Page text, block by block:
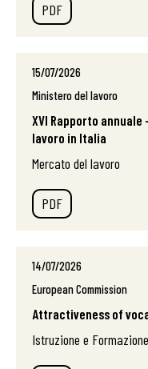
PDF
15/07/2026
Ministero del lavoro
XVI Rapporto
lavoro in Italia
Mercato del lavoro
PDF
14/07/2026
European Commission
Attractiveness of
Istruzione e Formazione